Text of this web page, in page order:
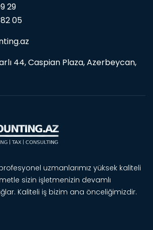
29
05
44, Caspian Plaza, Azerbeycan,
uzmanlarımız yüksek kaliteli
sizin işletmenizin devamlı
Kaliteli iş bizim ana önceliğimizdir.